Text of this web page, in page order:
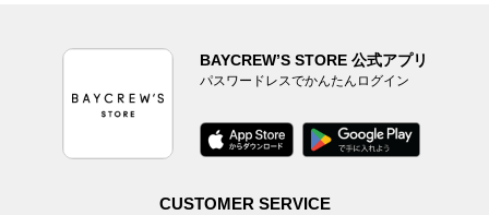
BAYCREW’S STORE 公式アプリ
パスワードレスでかんたんログイン
CUSTOMER SERVICE